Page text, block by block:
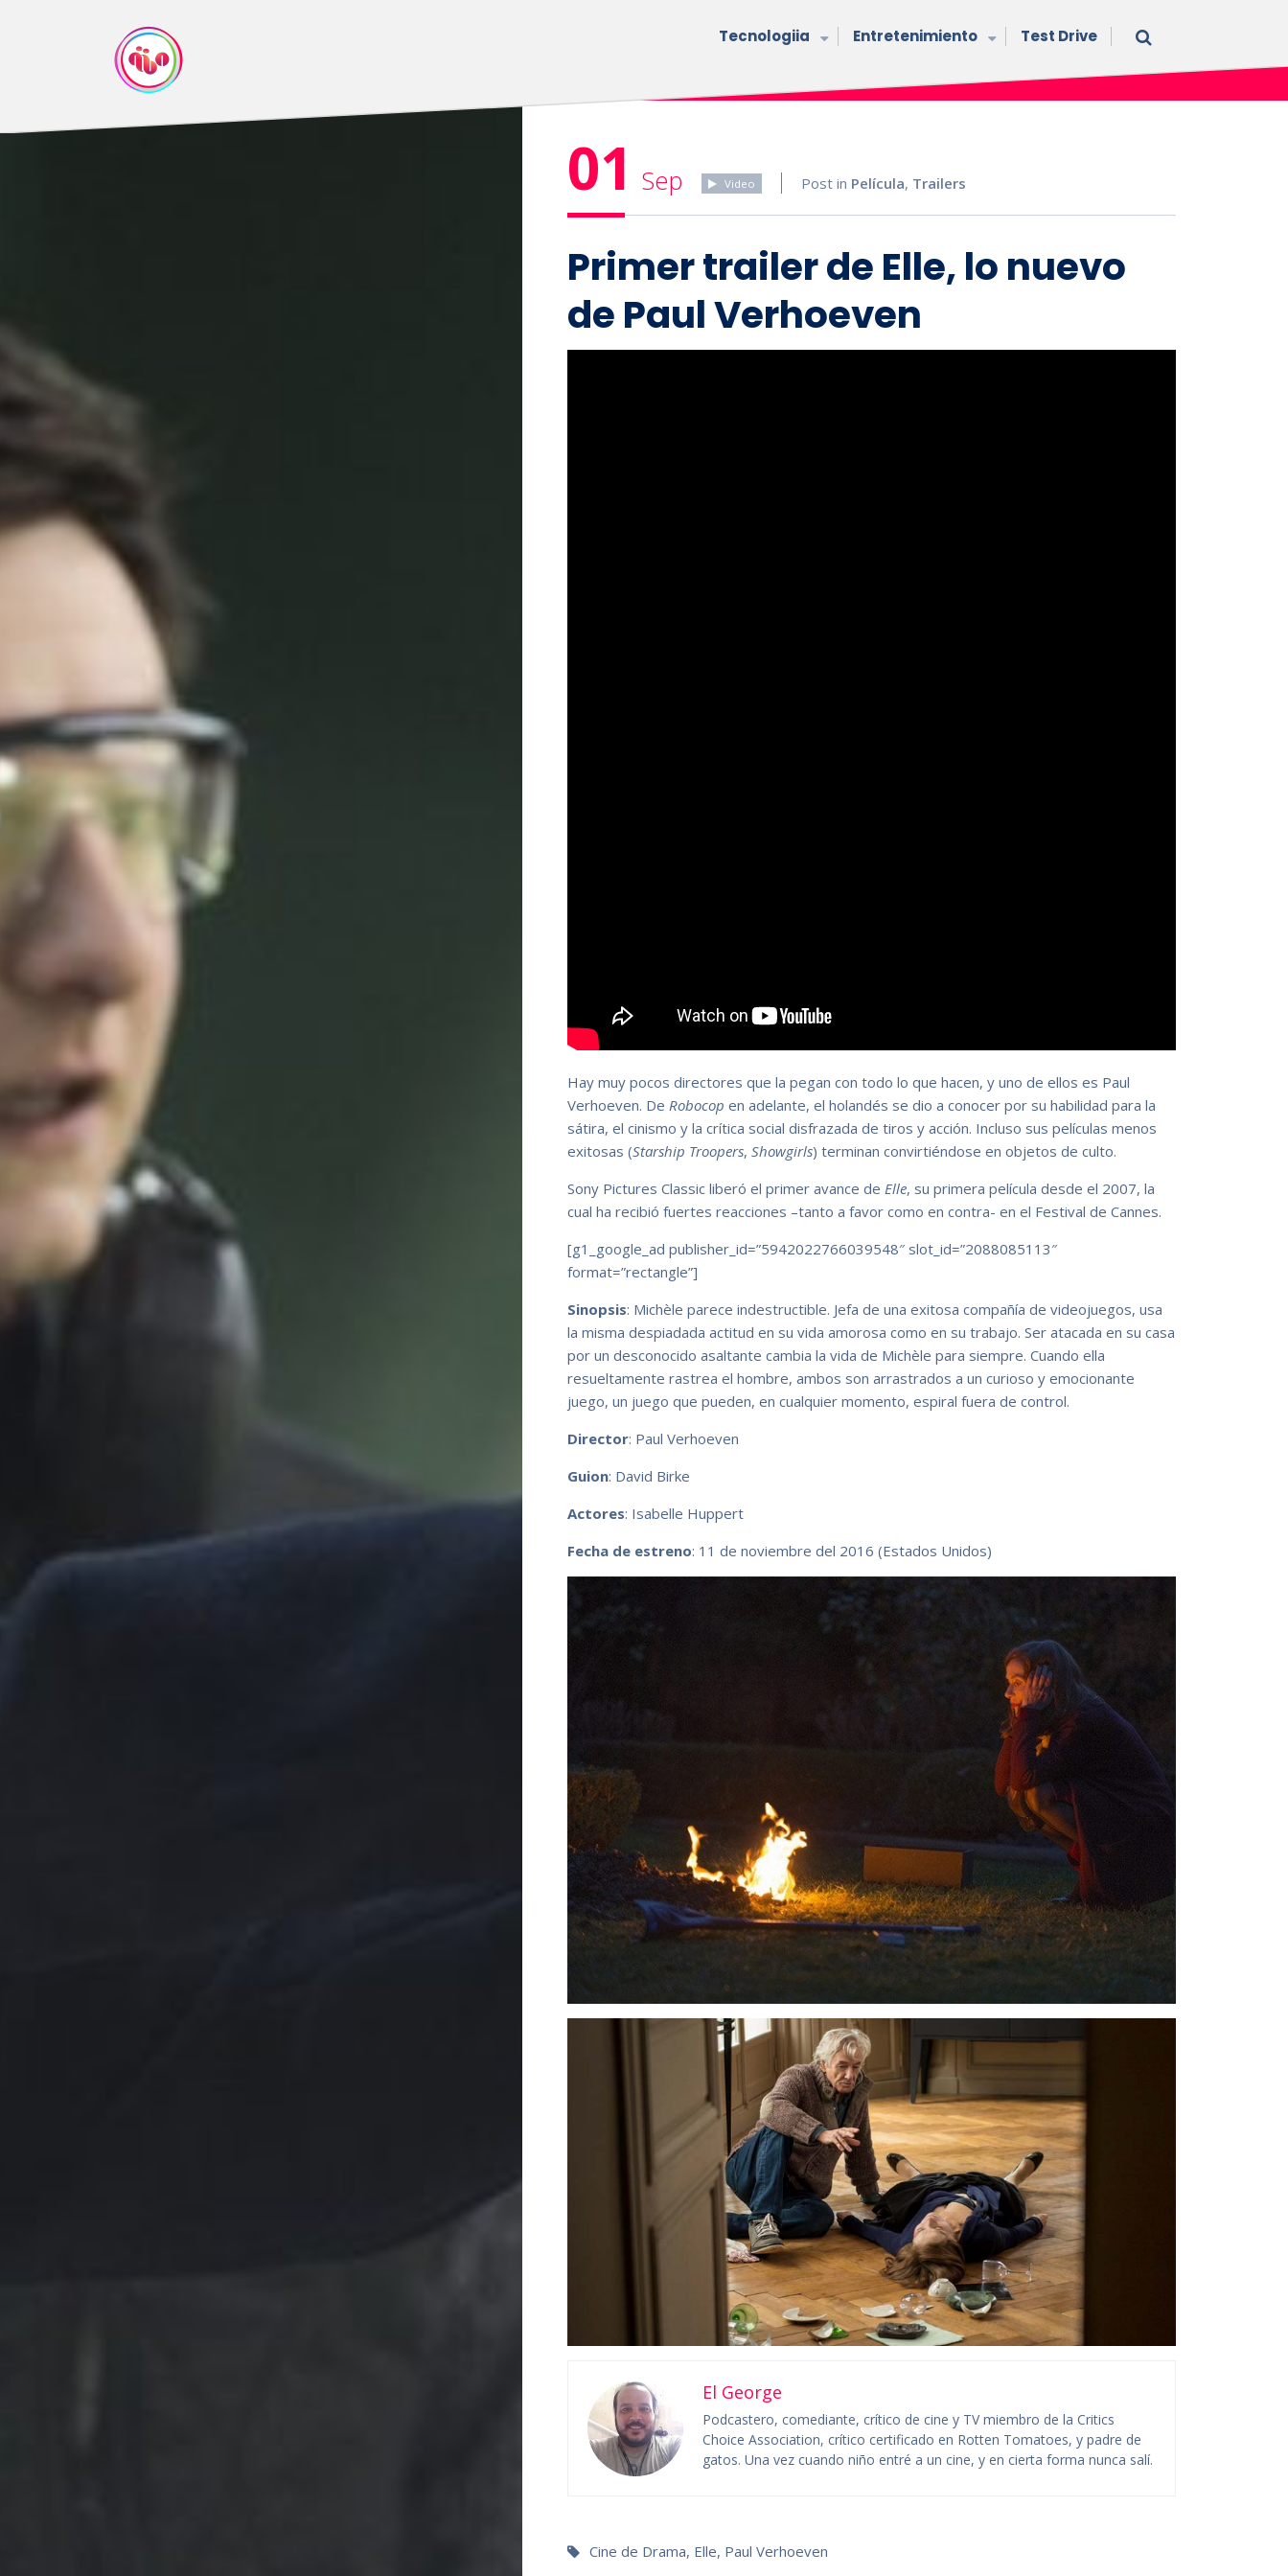
Tecnologiia Entretenimiento Test Drive
01 Sep Video Post in Película, Trailers
Primer trailer de Elle, lo nuevo
de Paul Verhoeven
Hay muy pocos directores que la pegan con todo lo que hacen, y uno de ellos es Paul
Verhoeven. De Robocop en adelante, el holandés se dio a conocer por su habilidad para la
sátira, el cinismo y la crítica social disfrazada de tiros y acción. Incluso sus películas menos
exitosas (Starship Troopers,Showgirls) terminan convirtiéndose en objetos de culto.
Sony Pictures Classic liberó el primer avance de Elle, su primera película desde el 2007, la
cual ha recibió fuertes reacciones –tanto a favor como en contra- en el Festival de Cannes.
[g1_google_ad publisher_id=”5942022766039548″ slot_id=”2088085113″
format=”rectangle”]
Sinopsis: Michèle parece indestructible. Jefa de una exitosa compañía de videojuegos, usa
la misma despiadada actitud en su vida amorosa como en su trabajo. Ser atacada en su casa
por un desconocido asaltante cambia la vida de Michèle para siempre. Cuando ella
resueltamente rastrea el hombre, ambos son arrastrados a un curioso y emocionante
juego, un juego que pueden, en cualquier momento, espiral fuera de control.
Director: Paul Verhoeven
Guion: David Birke
Actores: Isabelle Huppert
Fecha de estreno: 11 de noviembre del 2016 (Estados Unidos)
El George
Podcastero, comediante, crítico de cine y TV miembro de la Critics
Choice Association, crítico certificado en Rotten Tomatoes, y padre de
gatos. Una vez cuando niño entré a un cine, y en cierta forma nunca salí.
Cine de Drama, Elle, Paul Verhoeven